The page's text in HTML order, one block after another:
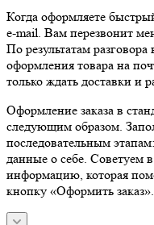
Когда оформляете
e-mail. Вам перезвонит
По результатам
оформления товара на
только ждать доставки и
Оформление заказа в
следующим образом.
последовательным
данные о себе. Советуем
информацию, которая
кнопку «Оформить заказ».